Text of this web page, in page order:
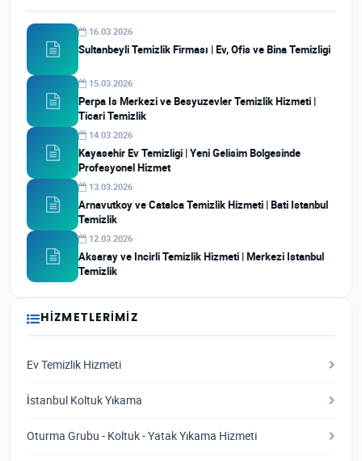
16.03.2026
Sultanbeyli Temizlik Firması | Ev, Ofis ve Bina Temizligi
15.03.2026
Perpa Is Merkezi ve Besyuzevler Temizlik Hizmeti |
Ticari Temizlik
14.03.2026
Kayasehir Ev Temizligi | Yeni Gelisim Bolgesinde
Profesyonel Hizmet
13.03.2026
Arnavutkoy ve Catalca Temizlik Hizmeti | Bati Istanbul
Temizlik
12.03.2026
Aksaray ve Incirli Temizlik Hizmeti | Merkezi Istanbul
Temizlik
HIZMETLERIMIZ
Ev Temizlik Hizmeti
İstanbul Koltuk Yıkama
Oturma Grubu - Koltuk - Yatak Yıkama Hizmeti